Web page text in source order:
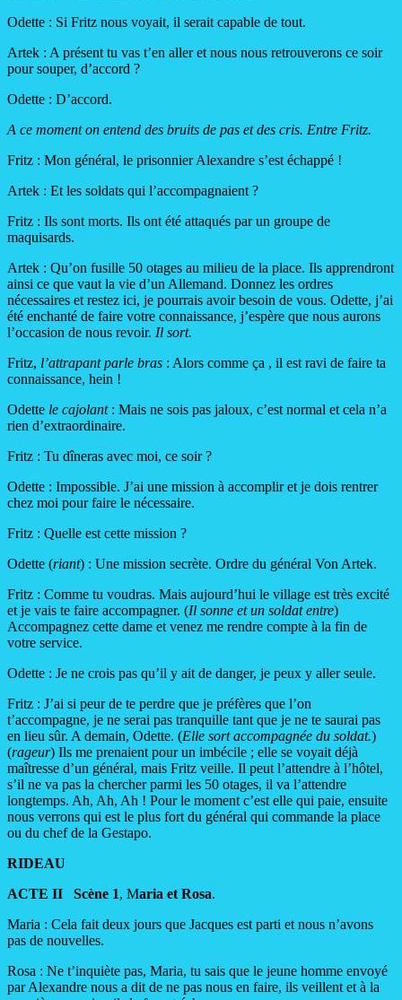
Odette : Si Fritz nous voyait, il serait capable de tout.
Artek : A présent tu vas t’en aller et nous nous retrouverons ce soir
pour souper, d’accord ?
Odette : D’accord.
A ce moment on entend des bruits de pas et des cris. Entre Fritz.
Fritz : Mon général, le prisonnier Alexandre s’est échappé !
Artek : Et les soldats qui l’accompagnaient ?
Fritz : Ils sont morts. Ils ont été attaqués par un groupe de
maquisards.
Artek : Qu’on fusille 50 otages au milieu de la place. Ils apprendront
ainsi ce que vaut la vie d’un Allemand. Donnez les ordres
nécessaires et restez ici, je pourrais avoir besoin de vous. Odette, j’ai
été enchanté de faire votre connaissance, j’espère que nous aurons
l’occasion de nous revoir. Il sort.
Fritz, l’attrapant parle bras : Alors comme ça , il est ravi de faire ta
connaissance, hein !
Odette le cajolant : Mais ne sois pas jaloux, c’est normal et cela n’a
rien d’extraordinaire.
Fritz : Tu dîneras avec moi, ce soir ?
Odette : Impossible. J’ai une mission à accomplir et je dois rentrer
chez moi pour faire le nécessaire.
Fritz : Quelle est cette mission ?
Odette (riant) : Une mission secrète. Ordre du général Von Artek.
Fritz : Comme tu voudras. Mais aujourd’hui le village est très excité
et je vais te faire accompagner. (Il sonne et un soldat entre)
Accompagnez cette dame et venez me rendre compte à la fin de
votre service.
Odette : Je ne crois pas qu’il y ait de danger, je peux y aller seule.
Fritz : J’ai si peur de te perdre que je préfères que l’on
t’accompagne, je ne serai pas tranquille tant que je ne te saurai pas
en lieu sûr. A demain, Odette. (Elle sort accompagnée du soldat.)
(rageur) Ils me prenaient pour un imbécile ; elle se voyait déjà
maîtresse d’un général, mais Fritz veille. Il peut l’attendre à l’hôtel,
s’il ne va pas la chercher parmi les 50 otages, il va l’attendre
longtemps. Ah, Ah, Ah ! Pour le moment c’est elle qui paie, ensuite
nous verrons qui est le plus fort du général qui commande la place
ou du chef de la Gestapo.
RIDEAU
ACTE II Scène 1, Maria et Rosa.
Maria : Cela fait deux jours que Jacques est parti et nous n’avons
pas de nouvelles.
Rosa : Ne t’inquiète pas, Maria, tu sais que le jeune homme envoyé
par Alexandre nous a dit de ne pas nous en faire, ils veillent et à la